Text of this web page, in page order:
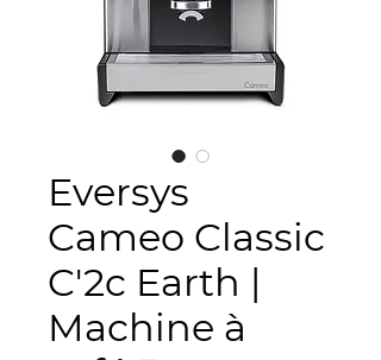
Eversys
Cameo Classic
C'2c Earth |
Machine à